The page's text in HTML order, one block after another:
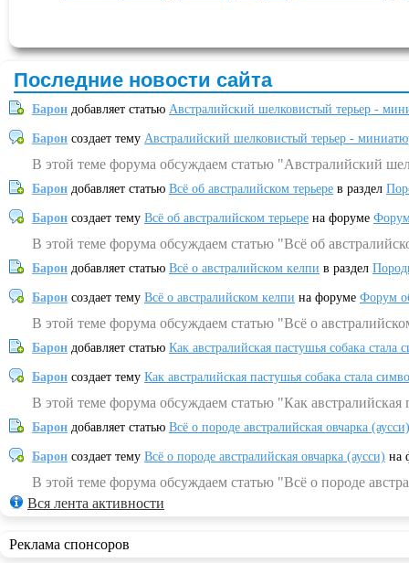
Последние новости сайта
Барон добавляет статью Австралийский шелковистый терьер -
Барон создает тему Австралийский шелковистый терьер -
В этой теме форума обсуждаем статью "Австралийский
Барон добавляет статью Всё об австралийском терьере в раздел
Барон создает тему Всё об австралийском терьере на форуме
В этой теме форума обсуждаем статью "Всё об
Барон добавляет статью Всё о австралийском келпи в раздел
Барон создает тему Всё о австралийском келпи на форуме Форум
В этой теме форума обсуждаем статью "Всё о
Барон добавляет статью Как австралийская пастушья собака
Барон создает тему Как австралийская пастушья собака стала
В этой теме форума обсуждаем статью "Как
Барон добавляет статью Всё о породе австралийская овчарка (аусси)
Барон создает тему Всё о породе австралийская овчарка (аусси) на
В этой теме форума обсуждаем статью "Всё о породе
Вся лента активности
Реклама спонсоров